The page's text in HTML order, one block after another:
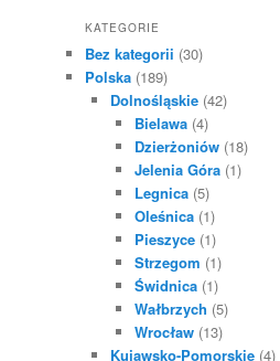
KATEGORIE
Bez kategorii (30)
Polska (189)
Dolnośląskie(42)
Bielawa (4)
Dzierżoniów (18)
Jelenia Góra (1)
Legnica (5)
Oleśnica (1)
Pieszyce (1)
Strzegom (1)
Świdnica (1)
Wałbrzych (5)
Wrocław (13)
Kujawsko-Pomorskie(4)